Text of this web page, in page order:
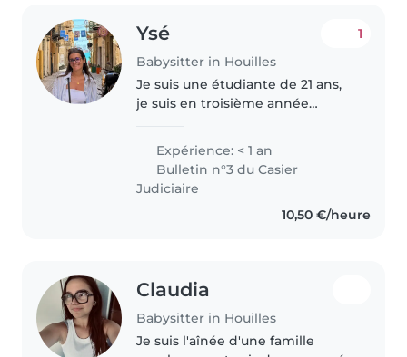
Ysé
Babysitter in Houilles
1
Je suis une étudiante de 21 ans,
je suis en troisième année
l'expérience avec les enfants
grâce à mes stages avec des
enfants placés ou des enfants..
Expérience: < 1 an
Bulletin n°3 du Casier
Judiciaire
10,50 €/heure
Claudia
Babysitter in Houilles
Je suis l'aînée d'une famille